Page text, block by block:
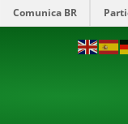
Comunica BR